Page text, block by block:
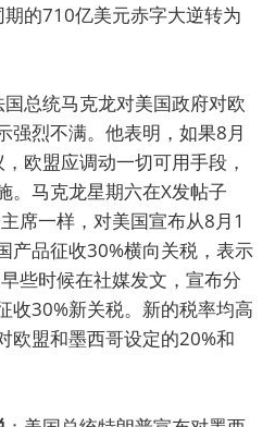
的710亿美元赤字大逆转为
国总统马克龙对美国政府对欧
强烈不满。他表明，如果8月
欧盟应调动一切可用手段，
。马克龙星期六在X发帖子
席一样，对美国宣布从8月1
产品征收30%横向关税，表示
些时候在社媒发文，宣布分
收30%新关税。新的税率均高
欧盟和墨西哥设定的20%和